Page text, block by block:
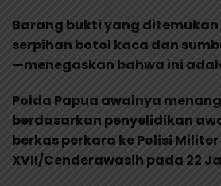
Barang bukti yang
serpihan botol kaca dan
—menegaskan bahwa ini
Polda Papua awalnya
berdasarkan penyelidikan
berkas perkara ke Polisi
XVII/Cenderawasih pada 22